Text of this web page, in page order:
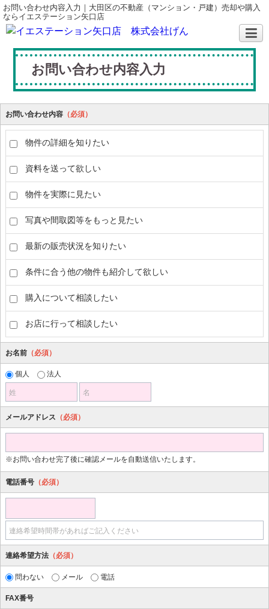
お問い合わせ内容入力｜大田区の不動産（マンション・戸建）売却や購入
ならイエステーション矢口店
お問い合わせ内容入力
お問い合わせ内容 （必須）
物件の詳細を知りたい
資料を送って欲しい
物件を実際に見たい
写真や間取図等をもっと見たい
最新の販売状況を知りたい
条件に合う他の物件も紹介して欲しい
購入について相談したい
お店に行って相談したい
お名前 （必須）
個人 法人
姓 名
メールアドレス （必須）
※お問い合わせ完了後に確認メールを自動送信いたします。
電話番号 （必須）
連絡希望時間帯があればご記入ください
連絡希望方法 （必須）
問わない メール 電話
FAX番号